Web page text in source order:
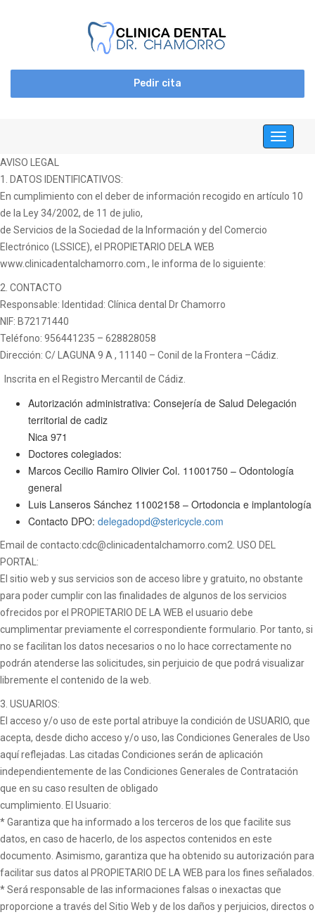
Pedir cita
Toggle
AVISO LEGAL
1. DATOS IDENTIFICATIVOS:
En cumplimiento con el deber de información recogido en artículo 10
de la Ley 34/2002, de 11 de julio,
de Servicios de la Sociedad de la Información y del Comercio
Electrónico (LSSICE), el PROPIETARIO DELA WEB
www.clinicadentalchamorro.com., le informa de lo siguiente:
2. CONTACTO
Responsable: Identidad: Clínica dental Dr Chamorro
NIF: B72171440
Teléfono: 956441235 – 628828058
Dirección: C/ LAGUNA 9 A , 11140 – Conil de la Frontera –Cádiz.
Inscrita en el Registro Mercantil de Cádiz.
Autorización administrativa: Consejería de Salud Delegación
territorial de cadiz
Nica 971
Doctores colegiados:
Marcos Cecilio Ramiro Olivier Col. 11001750 – Odontología
general
Luis Lanseros Sánchez 11002158 – Ortodoncia e implantología
Contacto DPO: delegadopd@stericycle.com
Email de contacto:cdc@clinicadentalchamorro.com2. USO DEL
PORTAL:
El sitio web y sus servicios son de acceso libre y gratuito, no obstante
para poder cumplir con las finalidades de algunos de los servicios
ofrecidos por el PROPIETARIO DE LA WEB el usuario debe
cumplimentar previamente el correspondiente formulario. Por tanto, si
no se facilitan los datos necesarios o no lo hace correctamente no
podrán atenderse las solicitudes, sin perjuicio de que podrá visualizar
libremente el contenido de la web.
3. USUARIOS:
El acceso y/o uso de este portal atribuye la condición de USUARIO, que
acepta, desde dicho acceso y/o uso, las Condiciones Generales de Uso
aquí reflejadas. Las citadas Condiciones serán de aplicación
independientemente de las Condiciones Generales de Contratación
que en su caso resulten de obligado
cumplimiento. El Usuario:
* Garantiza que ha informado a los terceros de los que facilite sus
datos, en caso de hacerlo, de los aspectos contenidos en este
documento. Asimismo, garantiza que ha obtenido su autorización para
facilitar sus datos al PROPIETARIO DE LA WEB para los fines señalados.
* Será responsable de las informaciones falsas o inexactas que
proporcione a través del Sitio Web y de los daños y perjuicios, directos o